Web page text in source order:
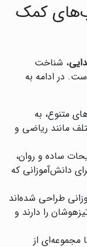
کمک
، شناخت
در ادامه به
متنوع، به
مانند ریاضی و
ساده و روان،
دانش‌آموزانی که
طراحی شده‌اند
را دارند و
مجموعه‌ای از